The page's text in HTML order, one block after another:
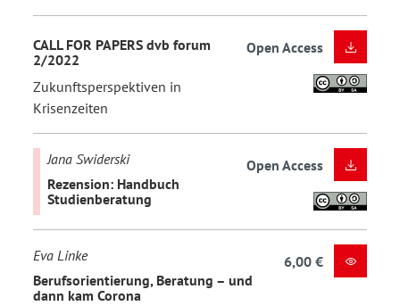
CALL FOR PAPERS dvb forum
2/2022
Zukunftsperspektiven in
Krisenzeiten
Open Access
Jana Swiderski
Rezension: Handbuch
Studienberatung
Open Access
Eva Linke
Berufsorientierung, Beratung – und
dann kam Corona
6,00 €